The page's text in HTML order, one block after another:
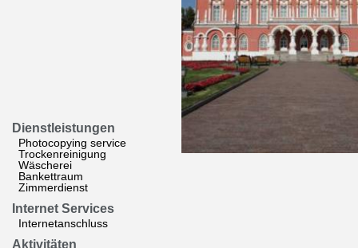
Dienstleistungen
Photocopying service
Trockenreinigung
Wäscherei
Bankettraum
Zimmerdienst
Internet Services
Internetanschluss
Aktivitäten